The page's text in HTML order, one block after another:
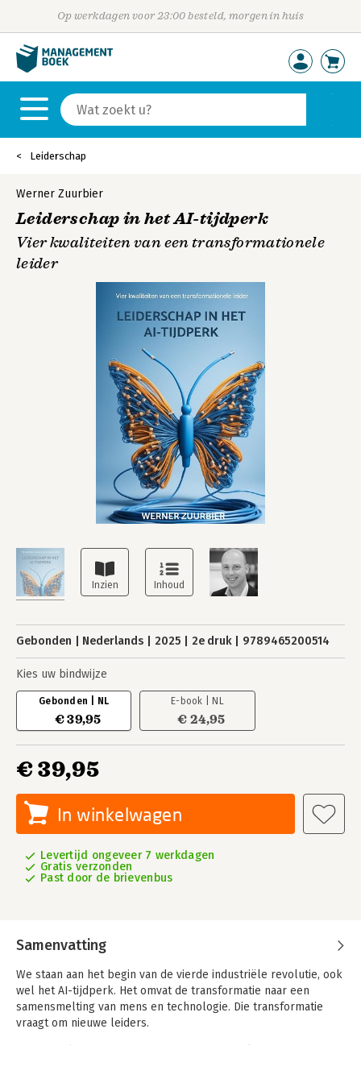
Op werkdagen voor 23:00 besteld, morgen in huis
Leiderschap
Werner Zuurbier
Leiderschap in het AI-tijdperk
Vier kwaliteiten van een transformationele
leider
Gebonden Nederlands 2025 2e druk 9789465200514
Kies uw bindwijze
Gebonden | NL
€ 39,95
E-book | NL
€ 24,95
€ 39,95
In winkelwagen
Levertijd ongeveer 7 werkdagen
Gratis verzonden
Past door de brievenbus
Samenvatting
We staan aan het begin van de vierde industriële revolutie, ook
wel het AI-tijdperk. Het omvat de transformatie naar een
samensmelting van mens en technologie. Die transformatie
vraagt om nieuwe leiders.